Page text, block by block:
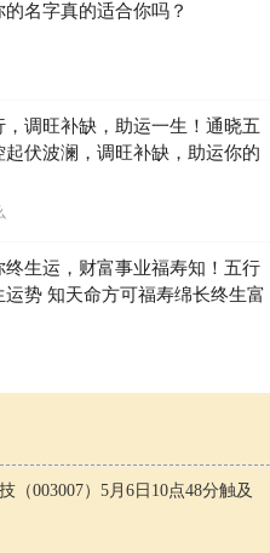
的名字真的适合你吗？
，调旺补缺，助运一生！通晓五
起伏波澜，调旺补缺，助运你的
终生运，财富事业福寿知！五行
运势 知天命方可福寿绵长终生富
（003007）5月6日10点48分触及